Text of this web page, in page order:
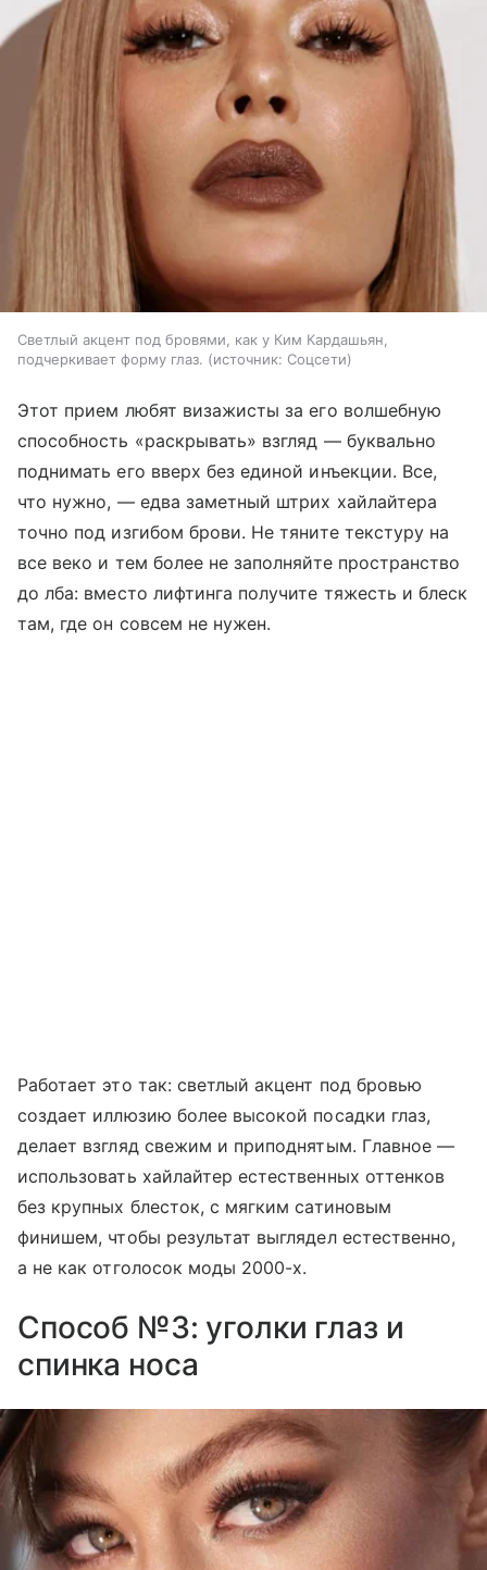
Светлый акцент под бровями, как у Ким Кардашьян,
подчеркивает форму глаз.
источник: Соцсети
Этот прием любят визажисты за его волшебную
способность «раскрывать» взгляд — буквально
поднимать его вверх без единой инъекции. Все,
что нужно, — едва заметный штрих хайлайтера
точно под изгибом брови. Не тяните текстуру на
все веко и тем более не заполняйте пространство
до лба: вместо лифтинга получите тяжесть и блеск
там, где он совсем не нужен.
Работает это так: светлый акцент под бровью
создает иллюзию более высокой посадки глаз,
делает взгляд свежим и приподнятым. Главное —
использовать хайлайтер естественных оттенков
без крупных блесток, с мягким сатиновым
финишем, чтобы результат выглядел естественно,
а не как отголосок моды 2000-х.
Способ №3: уголки глаз и
спинка носа